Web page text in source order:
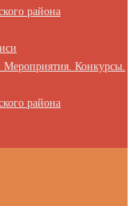
района
Мероприятия. Конкурсы.
района